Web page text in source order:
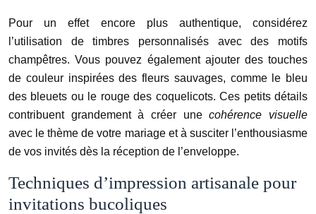
Pour un effet encore plus authentique, considérez
l’utilisation de timbres personnalisés avec des motifs
champêtres. Vous pouvez également ajouter des touches
de couleur inspirées des fleurs sauvages, comme le bleu
des bleuets ou le rouge des coquelicots. Ces petits détails
contribuent grandement à créer unecohérence visuelle
avec le thème de votre mariage et à susciter l’enthousiasme
de vos invités dès la réception de l’enveloppe.
Techniques d’impression artisanale pour
invitations bucoliques